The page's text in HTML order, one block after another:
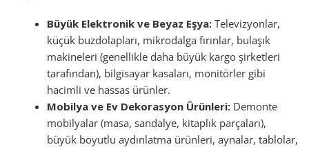
Büyük Elektronik ve Beyaz Eşya: Televizyonlar,
küçük buzdolapları, mikrodalga fırınlar, bulaşık
makineleri (genellikle daha büyük kargo şirketleri
tarafından), bilgisayar kasaları, monitörler gibi
hacimli ve hassas ürünler.
Mobilya ve Ev Dekorasyon Ürünleri: Demonte
mobilyalar (masa, sandalye, kitaplık parçaları),
büyük boyutlu aydınlatma ürünleri, aynalar, tablolar,